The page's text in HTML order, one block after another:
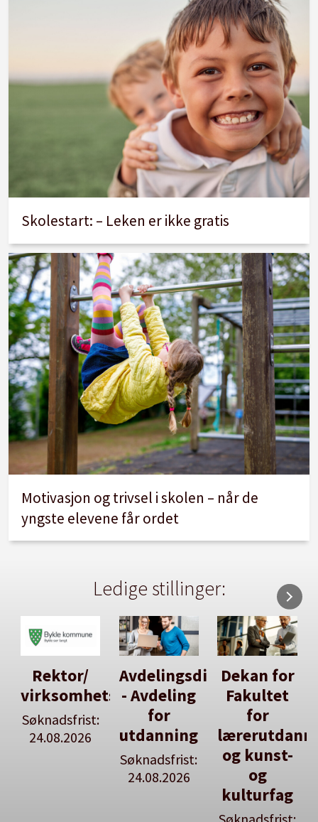
Skolestart: – Leken er ikke gratis
Motivasjon og trivsel i skolen – når de
yngste elevene får ordet
Ledige stillinger:
Avdelingsdirektør
- Avdeling
for
utdanning
Dekan for
Fakultet
for
lærerutdanning
og kunst-
og
Her kan
du utlyse
en ledig
stilling
Se våre
stillingspakker